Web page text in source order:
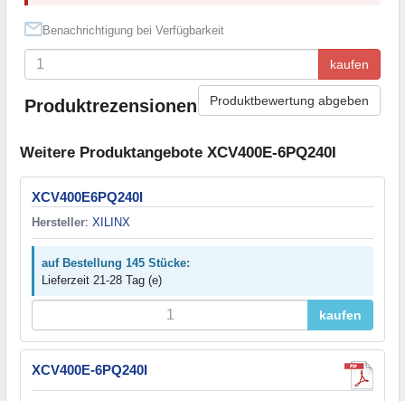
Benachrichtigung bei Verfügbarkeit
kaufen
Produktrezensionen Produktbewertung abgeben
Weitere Produktangebote XCV400E-6PQ240I
XCV400E6PQ240I
Hersteller: XILINX
auf Bestellung 145 Stücke:
Lieferzeit 21-28 Tag (e)
kaufen
XCV400E-6PQ240I